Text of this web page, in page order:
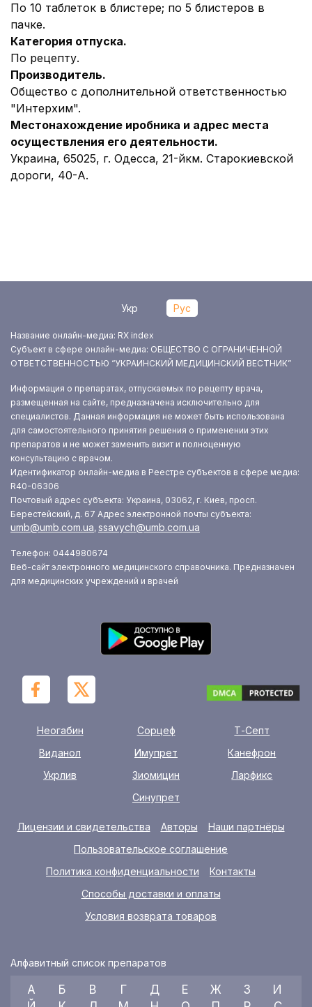
По 10 таблеток в блистере; по 5 блистеров в
пачке.
Категория отпуска.
По рецепту.
Производитель.
Общество с дополнительной ответственностью
"Интерхим".
Местонахождение иробника и адрес места
осуществления его деятельности.
Украина, 65025, г. Одесса, 21-йкм. Старокиевской
дороги, 40-А.
Укр Рус
Название онлайн-медиа: RX index
Субъект в сфере онлайн-медиа: ОБЩЕСТВО С ОГРАНИЧЕННОЙ
ОТВЕТСТВЕННОСТЬЮ “УКРАИНСКИЙ МЕДИЦИНСКИЙ ВЕСТНИК”
Информация о препаратах, отпускаемых по рецепту врача,
размещенная на сайте, предназначена исключительно для
специалистов. Данная информация не может быть использована
для самостоятельного принятия решения о применении этих
препаратов и не может заменить визит и полноценную
консультацию с врачом.
Идентификатор онлайн-медиа в Реестре субъектов в сфере медиа:
R40-06306
Почтовый адрес субъекта: Украина, 03062, г. Киев, просп.
Берестейский, д. 67 Адрес электронной почты субъекта:
umb@umb.com.ua, ssavych@umb.com.ua
Телефон: 0444980674
Веб-сайт электронного медицинского справочника. Предназначен
для медицинских учреждений и врачей
Неогабин Сорцеф
Т-Септ
Виданол
Имупрет
Канефрон
Укрлив
Зиомицин
Ларфикс
Синупрет
Лицензии и свидетельства Авторы
Наши партнёры
Пользовательское соглашение
Политика конфиденциальности
Контакты
Способы доставки и оплаты
Условия возврата товаров
Алфавитный список препаратов
А Б В Г Д Е Ж З
И